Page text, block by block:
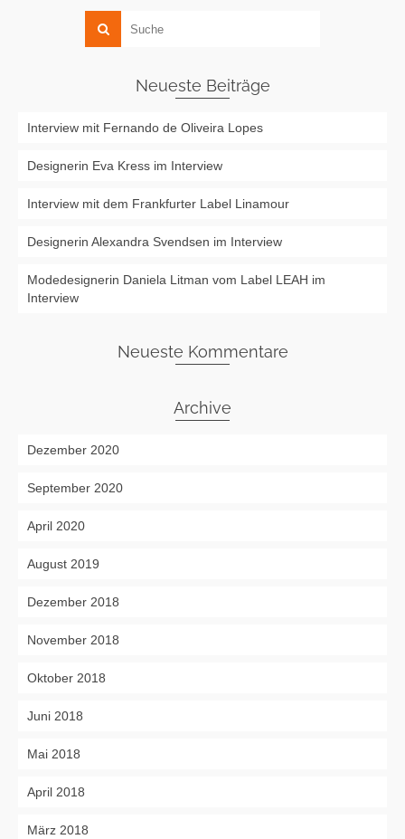
Neueste Beiträge
Interview mit Fernando de Oliveira Lopes
Designerin Eva Kress im Interview
Interview mit dem Frankfurter Label Linamour
Designerin Alexandra Svendsen im Interview
Modedesignerin Daniela Litman vom Label LEAH im
Interview
Neueste Kommentare
Archive
Dezember 2020
September 2020
April 2020
August 2019
Dezember 2018
November 2018
Oktober 2018
Juni 2018
Mai 2018
April 2018
März 2018